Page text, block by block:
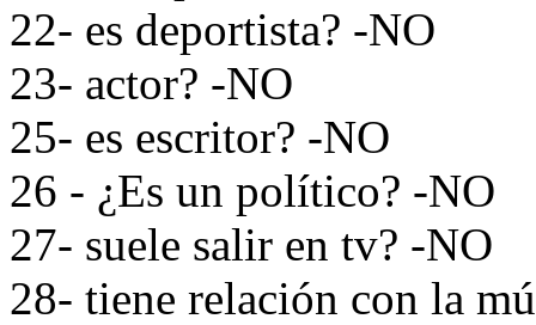
22- es deportista? -NO
23- actor? -NO
25- es escritor? -NO
26 - ¿Es un político? -NO
27- suele salir en tv? -NO
28- tiene relación con la